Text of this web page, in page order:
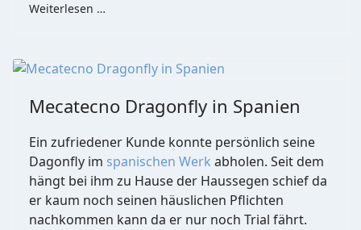
Weiterlesen …
Mecatecno Dragonfly in Spanien
Ein zufriedener Kunde konnte persönlich seine
Dagonfly im spanischen Werk abholen. Seit dem
hängt bei ihm zu Hause der Haussegen schief da
er kaum noch seinen häuslichen Pflichten
nachkommen kann da er nur noch Trial fährt.